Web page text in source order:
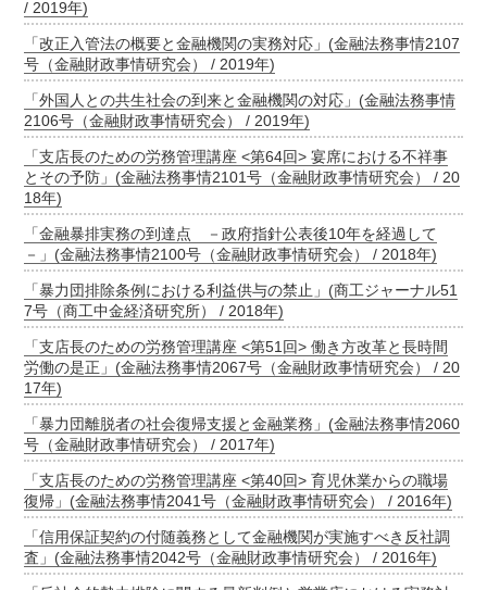
/ 2019年)
「改正入管法の概要と金融機関の実務対応」(金融法務事情2107
号（金融財政事情研究会） / 2019年)
「外国人との共生社会の到来と金融機関の対応」(金融法務事情
2106号（金融財政事情研究会） / 2019年)
「支店長のための労務管理講座 <第64回> 宴席における不祥事
とその予防」(金融法務事情2101号（金融財政事情研究会） / 20
18年)
「金融暴排実務の到達点 －政府指針公表後10年を経過して
－」(金融法務事情2100号（金融財政事情研究会） / 2018年)
「暴力団排除条例における利益供与の禁止」(商工ジャーナル51
7号（商工中金経済研究所） / 2018年)
「支店長のための労務管理講座 <第51回> 働き方改革と長時間
労働の是正」(金融法務事情2067号（金融財政事情研究会） / 20
17年)
「暴力団離脱者の社会復帰支援と金融業務」(金融法務事情2060
号（金融財政事情研究会） / 2017年)
「支店長のための労務管理講座 <第40回> 育児休業からの職場
復帰」(金融法務事情2041号（金融財政事情研究会） / 2016年)
「信用保証契約の付随義務として金融機関が実施すべき反社調
査」(金融法務事情2042号（金融財政事情研究会） / 2016年)